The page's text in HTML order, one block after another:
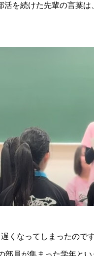
を続けた先輩の言葉
くなってしまったので
員が集まった学年と